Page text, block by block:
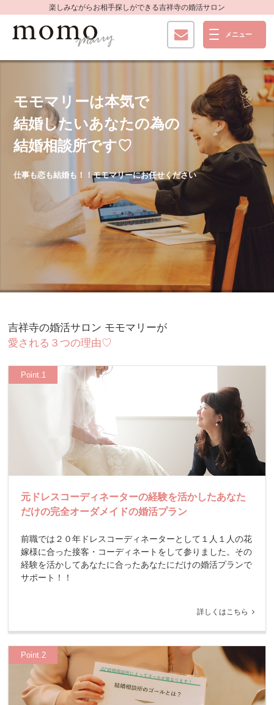
楽しみながらお相手探しができる吉祥寺の婚活サロン
あなたの婚活
成婚までモモマリーに
お手伝いさせてください
何から始めれば良いかわからない婚活初心者のあなたにも
安心して頂ける婚活サロンです
モモマリーは本気で
結婚したいあなたの為の
結婚相談所です♡
仕事も恋も結婚も！！モモマリーにお任せください
前職の
ドレスコーディネーターの
経験を活かして
成婚後もあなたをサポート
今までドレスコーディネーター歴２０年の経験で
100,000組以上のカップルをみてきました。
結婚式の相談も全力サポート
吉祥寺の婚活サロン モモマリーが
愛される３つの理由♡
Point.1
元ドレスコーディネーターの経験を活かしたあなた
だけの完全オーダメイドの婚活プラン
前職では２０年ドレスコーディネーターとして１人１人の花
嫁様に合った接客・コーディネートをして参りました。その
経験を活かしてあなたに合ったあなたにだけの婚活プランで
サポート！！
詳しくはこちら
Point.2